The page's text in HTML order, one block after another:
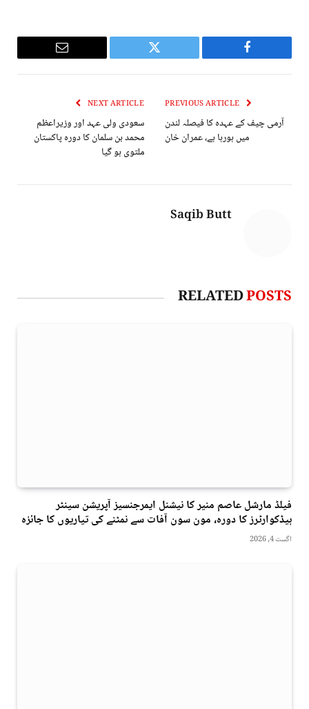
Facebook
Twitter
Email
آرمی چیف کے عہدہ کا فیصلہ لندن
میں ہورہا ہے، عمران خان
NEXT ARTICLE
سعودی ولی عہد اور وزیراعظم
محمد بن سلمان کا دورہ پاکستان
ملتوی ہو گیا
Saqib Butt
RELATEDPOSTS
فیلڈ مارشل عاصم منیر کا نیشنل ایمرجنسیز آپریشن سینٹر
ہیڈکوارٹرز کا دورہ، مون سون آفات سے نمٹنے کی تیاریوں کا جائزہ
اگست 4, 2026